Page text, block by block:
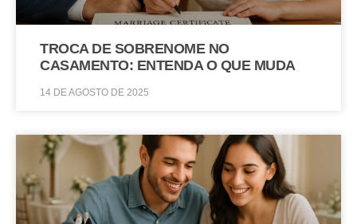
TROCA DE SOBRENOME NO
CASAMENTO: ENTENDA O QUE MUDA
14 DE AGOSTO DE 2025